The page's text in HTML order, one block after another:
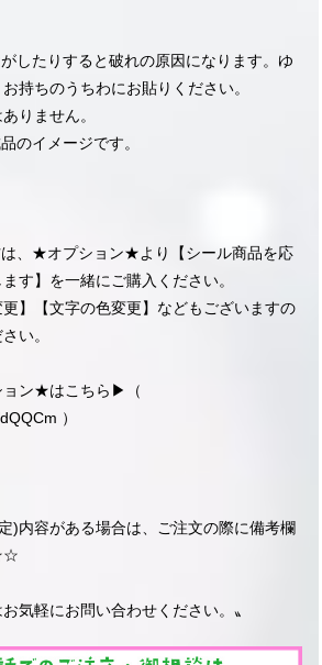
したりすると破れの原因になります。ゆ
持ちのうちわにお貼りください。
りません。
のイメージです。
、★オプション★より【シール商品を応
す】を一緒にご購入ください。
】【文字の色変更】などもございますの
い。
ョン★はこちら▶︎（
）
容がある場合は、ご注文の際に備考欄
気軽にお問い合わせください。〟